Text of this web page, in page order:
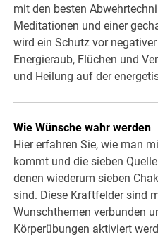
mit den besten
Meditationen und einer
wird ein Schutz vor
Energieraub, Flüchen und
und Heilung auf der
Wie Wünsche wahr werden
Hier erfahren Sie, wie man
kommt und die sieben
denen wiederum sieben
sind. Diese Kraftfelder sind
Wunschthemen verbunden
Körperübungen aktiviert